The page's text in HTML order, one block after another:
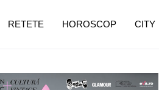
RETETE HOROSCOP CITY
de dureroasă este investigația